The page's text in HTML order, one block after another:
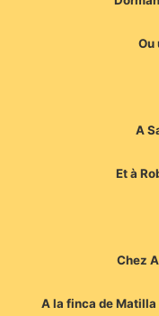
Ou
A
Et à
Chez
A la finca de Matilla